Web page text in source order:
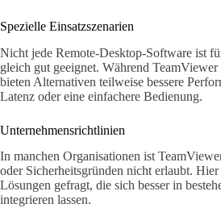
Spezielle Einsatzszenarien
Nicht jede Remote-Desktop-Software ist
gleich gut geeignet. Während
bieten Alternativen teilweise bessere
Latenz oder eine einfachere Bedienung.
Unternehmensrichtlinien
In manchen Organisationen ist
oder Sicherheitsgründen nicht erlaubt. Hier
Lösungen gefragt, die sich besser in
integrieren lassen.